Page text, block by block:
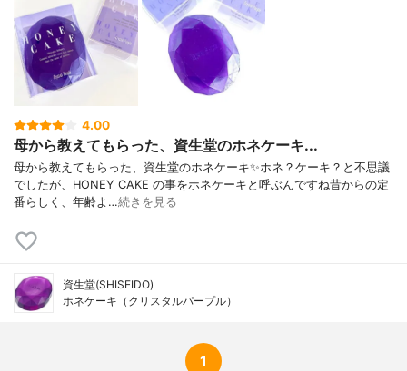
4.00
母から教えてもらった、資生堂のホネケーキ...
母から教えてもらった、資生堂のホネケーキ✨ホネ？ケーキ？と不思議
でしたが、HONEY CAKE の事をホネケーキと呼ぶんですね昔からの定
番らしく、年齢よ…続きを見る
資生堂(SHISEIDO)
ホネケーキ（クリスタルパープル）
1